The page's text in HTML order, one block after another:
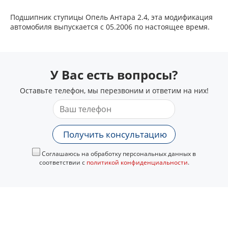
Подшипник ступицы Опель Антара 2.4, эта модификация
автомобиля выпускается с 05.2006 по настоящее время.
У Вас есть вопросы?
Оставьте телефон, мы перезвоним и ответим на них!
Получить консультацию
Соглашаюсь на обработку персональных данных в
соответствии с политикой конфиденциальности.